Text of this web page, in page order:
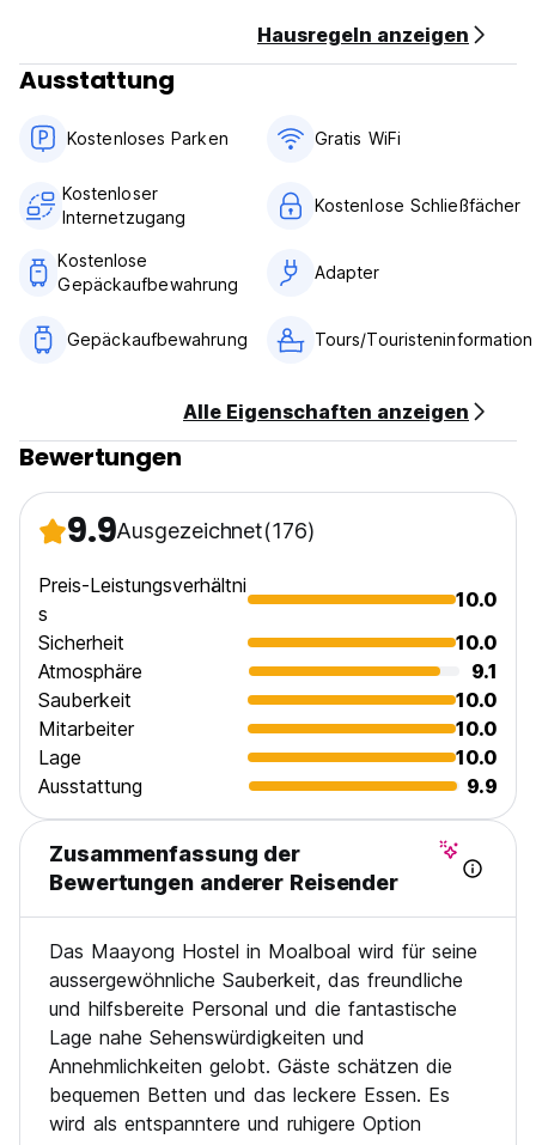
Hausregeln anzeigen
Ausstattung
Kostenloses Parken Gratis WiFi
Kostenloser
Internetzugang
Kostenlose Schließfächer
Kostenlose
Gepäckaufbewahrung
Adapter
Gepäckaufbewahrung Tours/Touristeninformation
Alle Eigenschaften anzeigen
Bewertungen
9.9Ausgezeichnet(176)
Preis-Leistungsverhältni
s
10.0
Sicherheit
10.0
Atmosphäre
9.1
Sauberkeit
10.0
Mitarbeiter
10.0
Lage
10.0
Ausstattung
9.9
Zusammenfassung der
Bewertungen anderer Reisender
Das Maayong Hostel in Moalboal wird für seine
aussergewöhnliche Sauberkeit, das freundliche
und hilfsbereite Personal und die fantastische
Lage nahe Sehenswürdigkeiten und
Annehmlichkeiten gelobt. Gäste schätzen die
bequemen Betten und das leckere Essen. Es
wird als entspanntere und ruhigere Option